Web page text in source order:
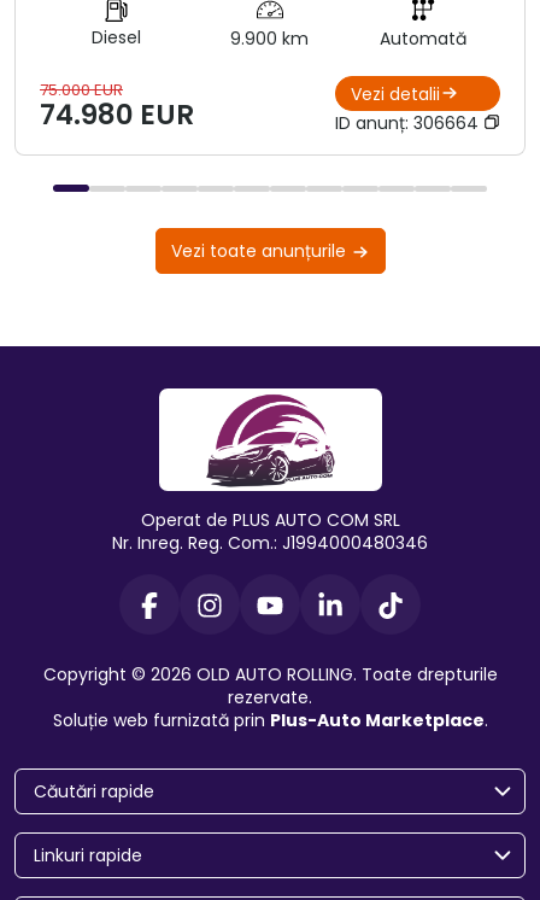
Diesel 9.900 km Automată
75.000 EUR
74.980 EUR
Vezi detalii
ID anunț: 306664
Vezi toate anunțurile
Operat de PLUS AUTO COM SRL
Nr. Inreg. Reg. Com.: J1994000480346
Copyright © 2026 OLD AUTO ROLLING. Toate drepturile
rezervate.
Soluție web furnizată prin Plus-Auto Marketplace.
Căutări rapide
Linkuri rapide